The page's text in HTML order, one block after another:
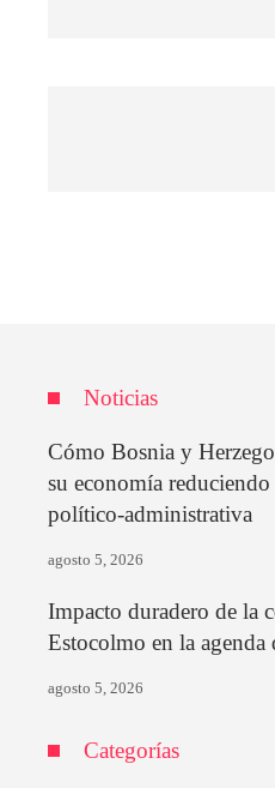
Noticias
Cómo Bosnia y
su economía
político-administrativa
agosto 5, 2026
Impacto duradero de la
Estocolmo en la agenda
agosto 5, 2026
Categorías